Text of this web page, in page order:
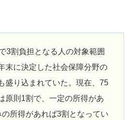
3割負担となる人の対象範囲
末に決定した社会保障分野の
盛り込まれていた。現在、75
原則1割で、一定の所得があ
所得があれば3割となってい